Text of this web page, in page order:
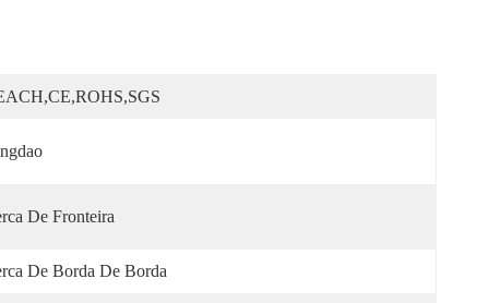
De Fronteira
De Borda De Borda